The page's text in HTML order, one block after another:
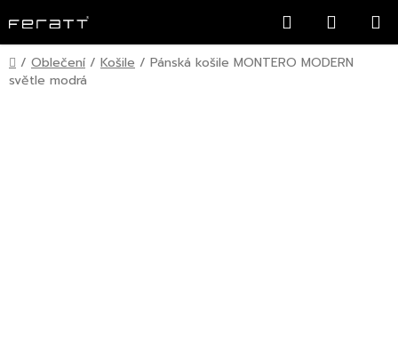
na
obsah
Hledat
KOŠÍK
Domů
/ Oblečení / Košile / Pánská košile MONTERO MODERN
světle modrá